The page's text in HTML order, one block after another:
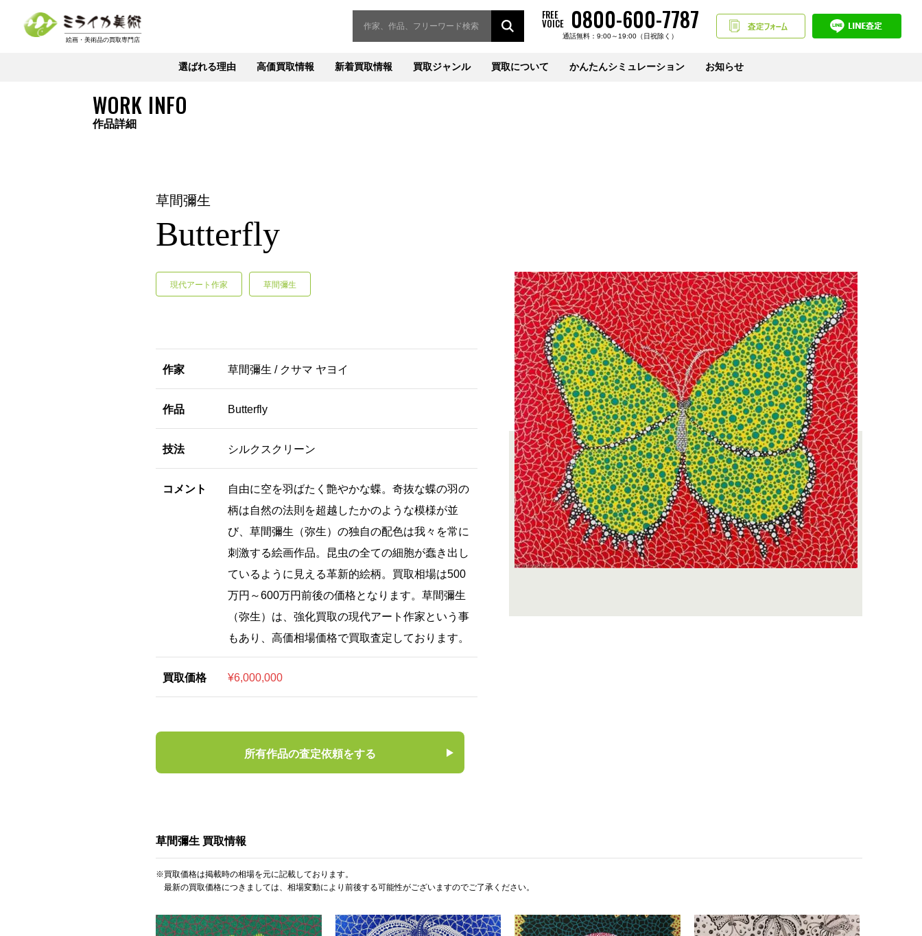
FREE
VOICE 0800-600-7787
通話無料：9:00～19:00（日祝除く）
選ばれる理由 高価買取情報 新着買取情報 買取ジャンル 買取について かんたんシミュレーション お知らせ
WORK INFO
作品詳細
草間彌生
Butterfly
現代アート作家 草間彌生
作家 草間彌生 / クサマ ヤヨイ
作品 Butterfly
技法 シルクスクリーン
コメント
自由に空を羽ばたく艶やかな蝶。奇抜な蝶の羽の
柄は自然の法則を超越したかのような模様が並
び、草間彌生（弥生）の独自の配色は我々を常に
刺激する絵画作品。昆虫の全ての細胞が蠢き出し
ているように見える革新的絵柄。買取相場は500
万円～600万円前後の価格となります。草間彌生
（弥生）は、強化買取の現代アート作家という事
もあり、高価相場価格で買取査定しております。
買取価格 ¥6,000,000
所有作品の査定依頼をする
草間彌生 買取情報
※買取価格は掲載時の相場を元に記載しております。
最新の買取価格につきましては、相場変動により前後する可能性がございますのでご了承ください。